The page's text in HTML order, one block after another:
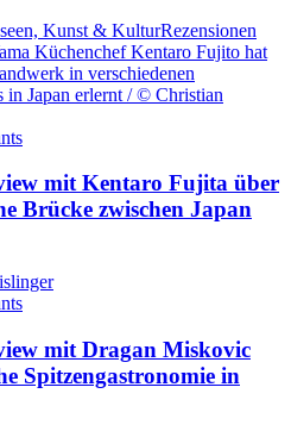
Kunst & KulturRezensionen
mit Kentaro Fujita über
Brücke zwischen Japan
mit Dragan Miskovic
Spitzengastronomie in